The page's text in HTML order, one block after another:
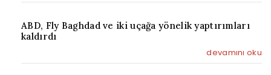
ABD, Fly Baghdad ve iki uçağa yönelik yaptırımları
kaldırdı
devamını oku